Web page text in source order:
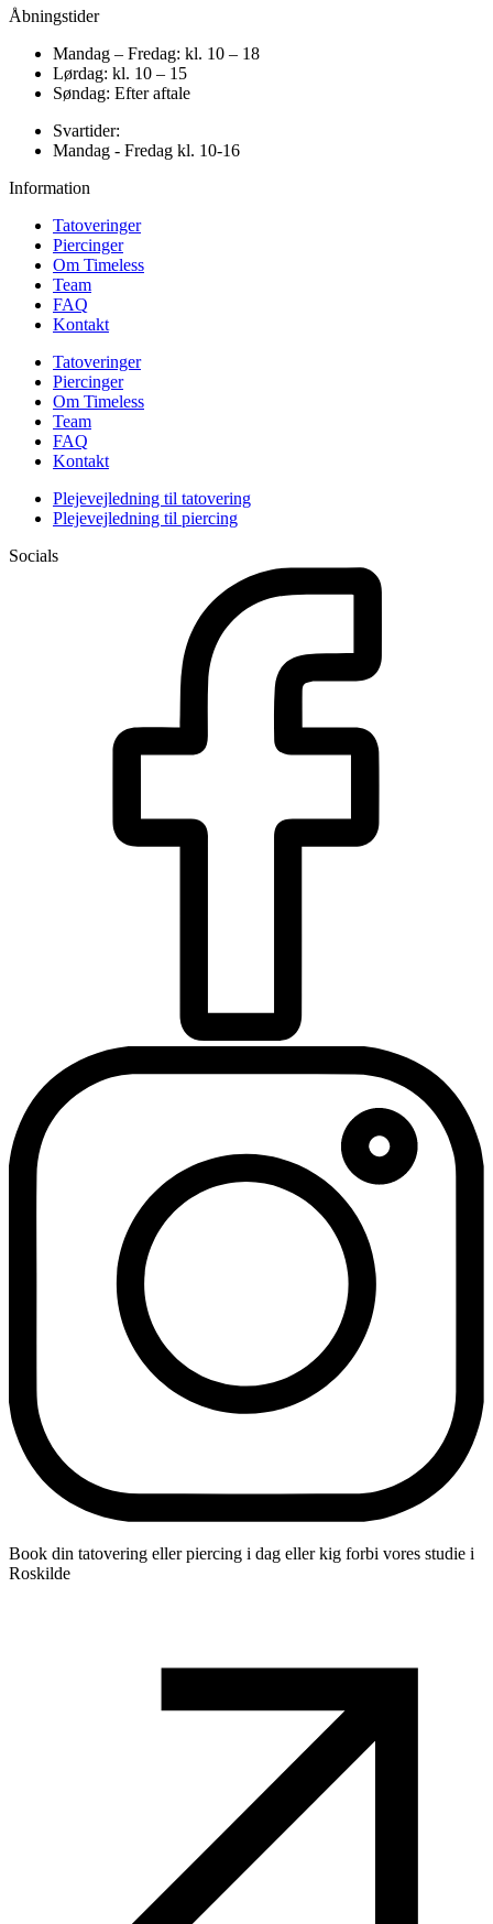
Åbningstider
Mandag – Fredag: kl. 10 – 18
Lørdag: kl. 10 – 15
Søndag: Efter aftale
Svartider:
Mandag - Fredag kl. 10-16
Information
Tatoveringer
Piercinger
Om Timeless
Team
FAQ
Kontakt
Tatoveringer
Piercinger
Om Timeless
Team
FAQ
Kontakt
Plejevejledning til tatovering
Plejevejledning til piercing
Socials
Book din tatovering eller piercing i dag eller kig forbi vores studie i
Roskilde